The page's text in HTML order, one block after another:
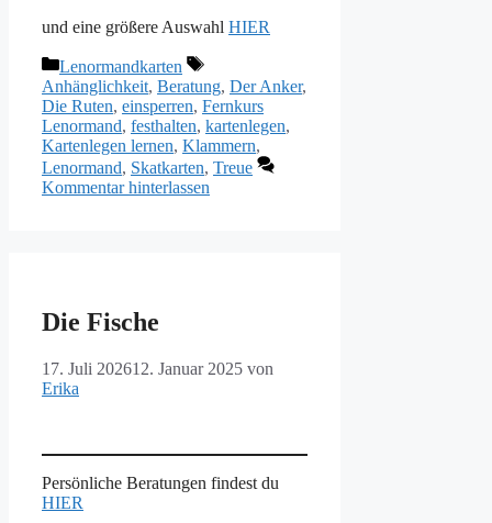
und eine größere Auswahl HIER
Kategorien
Lenormandkarten
Schlagwörter
Anhänglichkeit, Beratung, Der Anker,
Die Ruten, einsperren, Fernkurs
Lenormand, festhalten, kartenlegen,
Kartenlegen lernen, Klammern,
Lenormand, Skatkarten, Treue
Kommentar hinterlassen
Die Fische
17. Juli 202612. Januar 2025 von
Erika
Persönliche Beratungen findest du
HIER